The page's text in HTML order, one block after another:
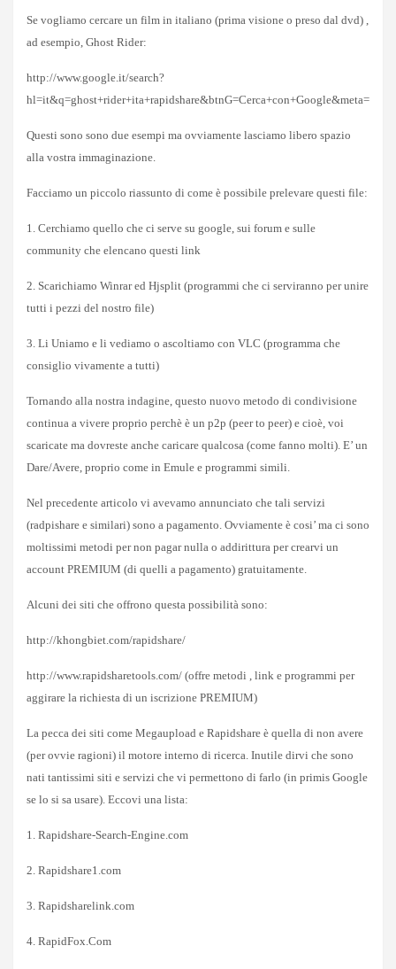
Se vogliamo cercare un film in italiano (prima visione o preso dal dvd) ,
ad esempio, Ghost Rider:
http://www.google.it/search?
hl=it&q=ghost+rider+ita+rapidshare&btnG=Cerca+con+Google&meta=
Questi sono sono due esempi ma ovviamente lasciamo libero spazio
alla vostra immaginazione.
Facciamo un piccolo riassunto di come è possibile prelevare questi file:
1. Cerchiamo quello che ci serve su google, sui forum e sulle
community che elencano questi link
2. Scarichiamo Winrar ed Hjsplit (programmi che ci serviranno per unire
tutti i pezzi del nostro file)
3. Li Uniamo e li vediamo o ascoltiamo con VLC (programma che
consiglio vivamente a tutti)
Tornando alla nostra indagine, questo nuovo metodo di condivisione
continua a vivere proprio perchè è un p2p (peer to peer) e cioè, voi
scaricate ma dovreste anche caricare qualcosa (come fanno molti). E’ un
Dare/Avere, proprio come in Emule e programmi simili.
Nel precedente articolo vi avevamo annunciato che tali servizi
(radpishare e similari) sono a pagamento. Ovviamente è cosi’ ma ci sono
moltissimi metodi per non pagar nulla o addirittura per crearvi un
account PREMIUM (di quelli a pagamento) gratuitamente.
Alcuni dei siti che offrono questa possibilità sono:
http://khongbiet.com/rapidshare/
http://www.rapidsharetools.com/ (offre metodi , link e programmi per
aggirare la richiesta di un iscrizione PREMIUM)
La pecca dei siti come Megaupload e Rapidshare è quella di non avere
(per ovvie ragioni) il motore interno di ricerca. Inutile dirvi che sono
nati tantissimi siti e servizi che vi permettono di farlo (in primis Google
se lo si sa usare). Eccovi una lista:
1. Rapidshare-Search-Engine.com
2. Rapidshare1.com
3. Rapidsharelink.com
4. RapidFox.Com